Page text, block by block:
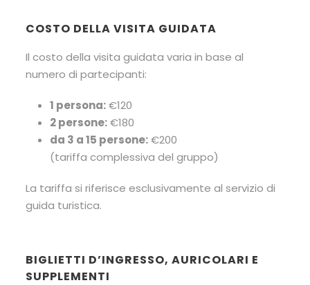
COSTO DELLA VISITA GUIDATA
Il costo della visita guidata varia in base al
numero di partecipanti:
1 persona:€120
2 persone:€180
da 3 a 15 persone:€200
(tariffa complessiva del gruppo)
La tariffa si riferisce esclusivamente al servizio di
guida turistica.
BIGLIETTI D’INGRESSO, AURICOLARI E
SUPPLEMENTI